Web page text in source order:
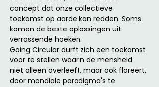
concept dat onze collectieve
toekomst op aarde kan redden. Soms
komen de beste oplossingen uit
verrassende hoeken.
Going Circular durft zich een toekomst
voor te stellen waarin de mensheid
niet alleen overleeft, maar ook floreert,
door mondiale paradigma's te